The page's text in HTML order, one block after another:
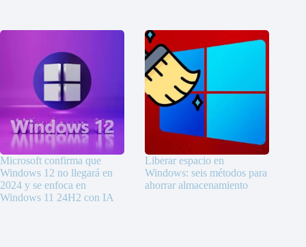
Microsoft confirma que
Windows 12 no llegará en
2024 y se enfoca en
Windows 11 24H2 con IA
Liberar espacio en
Windows: seis métodos para
ahorrar almacenamiento